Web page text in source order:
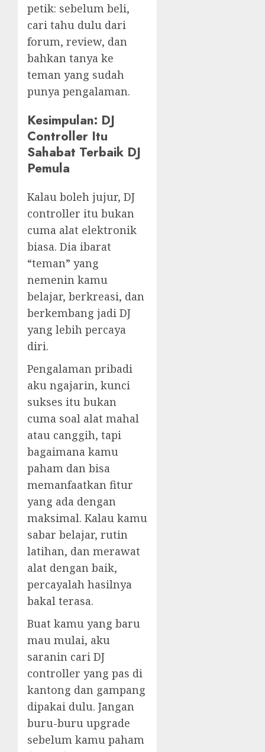
petik: sebelum beli,
cari tahu dulu dari
forum, review, dan
bahkan tanya ke
teman yang sudah
punya pengalaman.
Kesimpulan: DJ
Controller Itu
Sahabat Terbaik DJ
Pemula
Kalau boleh jujur, DJ
controller itu bukan
cuma alat elektronik
biasa. Dia ibarat
“teman” yang
nemenin kamu
belajar, berkreasi, dan
berkembang jadi DJ
yang lebih percaya
diri.
Pengalaman pribadi
aku ngajarin, kunci
sukses itu bukan
cuma soal alat mahal
atau canggih, tapi
bagaimana kamu
paham dan bisa
memanfaatkan fitur
yang ada dengan
maksimal. Kalau kamu
sabar belajar, rutin
latihan, dan merawat
alat dengan baik,
percayalah hasilnya
bakal terasa.
Buat kamu yang baru
mau mulai, aku
saranin cari DJ
controller yang pas di
kantong dan gampang
dipakai dulu. Jangan
buru-buru upgrade
sebelum kamu paham